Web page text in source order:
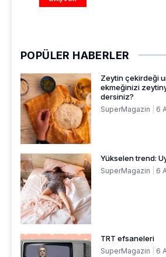
POPÜLER HABERLER
Zeytin çekirdeği
ekmeğinizi
dersiniz?
SuperMagazin 6
Yükselen trend:
SuperMagazin 6
TRT efsaneleri
SuperMagazin 6